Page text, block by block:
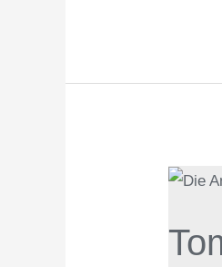
Tom-